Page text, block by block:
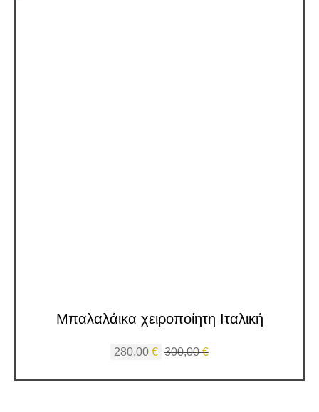
Μπαλαλάικα χειροποίητη Ιταλική
280,00 € 300,00€